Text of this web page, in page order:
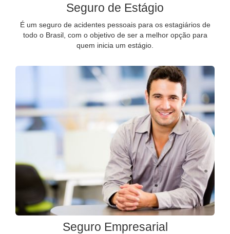
Seguro de Estágio
É um seguro de acidentes pessoais para os estagiários de
todo o Brasil, com o objetivo de ser a melhor opção para
quem inicia um estágio.
Seguro Empresarial